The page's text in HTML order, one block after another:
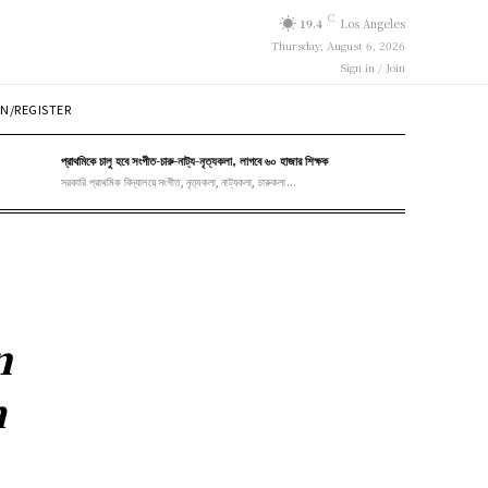
19.4 C Los Angeles
Thursday, August 6, 2026
Sign in / Join
REGISTER
প্রাথমিকে চালু হবে সংগীত-চারু-নাট্য-নৃত্যকলা, লাগবে ৬০ হাজার শিক্ষক
সরকারি প্রাথমিক বিদ্যালয়ে সংগীত, নৃত্যকলা, নাট্যকলা, চারুকলা...